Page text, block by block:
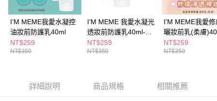
【注意事項】
１．透過由恩沛科技股份有限公司提供之「AFTEE先享後付」服務完成之交
易，需依本服務之必要範圍內提供個人資料，並將交易相關給付款項請求債
權轉讓予恩沛科技股份有限公司。
２．關於個人資料處理事宜，請瀏覽以下網址：
https://aftee.tw/terms/#terms3
４．使用「AFTEE先享後付」時，將依據個別帳號之用戶狀況，依本公司即
7-11取貨付款
每筆NT$65，滿NT$490(含以上)免運費
付款後7-11取貨
每筆NT$65，滿NT$490(含以上)免運費
I’M MEME我愛水凝控
油妝前防護乳40ml
NT$259
NT$350
I’M MEME 我愛水凝光
透妝前防護乳40ml-薰
衣草紫
NT$259
NT$350
I’M MEME我愛
曬妝前乳(柔膚
NT$259
NT$350
詳細說明 商品規格 相關推薦